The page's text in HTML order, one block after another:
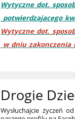
Drogie
Wysłuchajcie życzeń